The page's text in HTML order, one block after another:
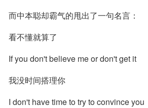
而中本聪却霸气的甩出了一句名言：
看不懂就算了
If you don't believe me or don't get it
我没时间搭理你
I don't have time to try to convince you